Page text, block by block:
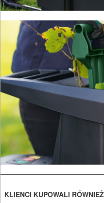
SPRZĘT
AGD
OGRODNICZE
NARZĘDZIA
PILARKI-
KOSIARKI-
KOSY
MYJKI
CIŚNIENIOWE
Elektryczne
Spalinowe
KLIENCI KUPOWALI RÓWNIEŻ